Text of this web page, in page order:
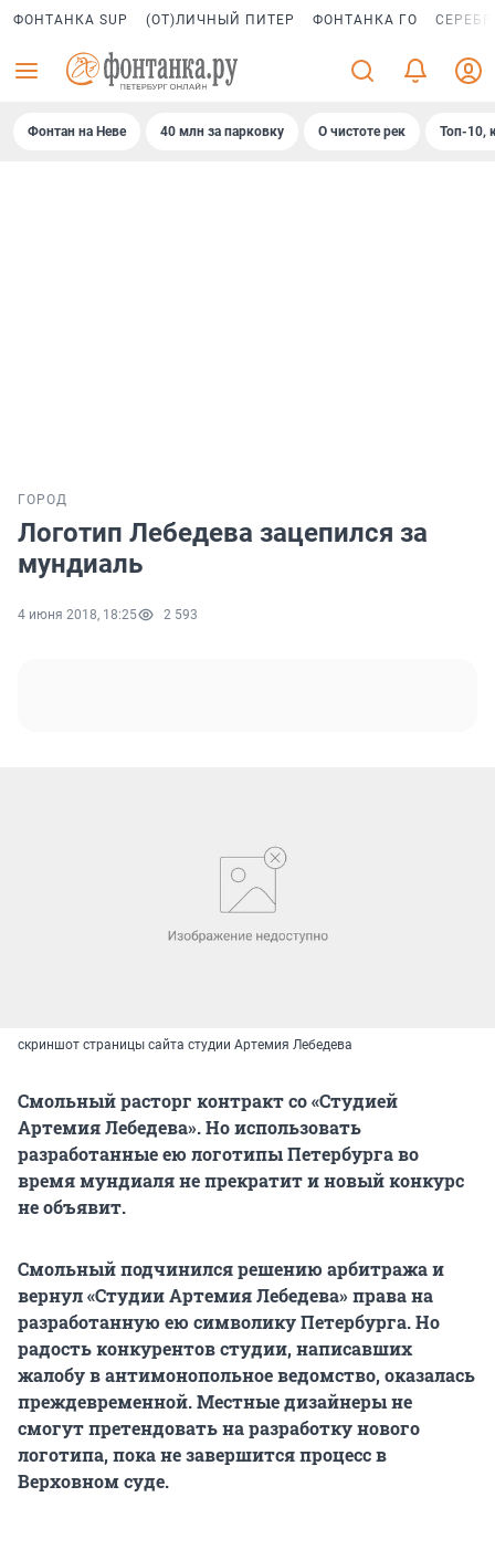
ФОНТАНКА SUP (ОТ)ЛИЧНЫЙ ПИТЕР ФОНТАНКА ГО
Фонтан на Неве 40 млн за парковку О чистоте рек Топ-10,
ГОРОД
Логотип Лебедева зацепился за
мундиаль
4 июня 2018, 18:25 2 593
скриншот страницы сайта студии Артемия Лебедева
Смольный расторг контракт со «Студией
Артемия Лебедева». Но использовать
разработанные ею логотипы Петербурга во
время мундиаля не прекратит и новый конкурс
не объявит.
Смольный подчинился решению арбитража и
вернул «Студии Артемия Лебедева» права на
разработанную ею символику Петербурга. Но
радость конкурентов студии, написавших
жалобу в антимонопольное ведомство, оказалась
преждевременной. Местные дизайнеры не
смогут претендовать на разработку нового
логотипа, пока не завершится процесс в
Верховном суде.